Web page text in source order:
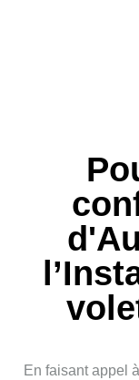
En faisant appel à